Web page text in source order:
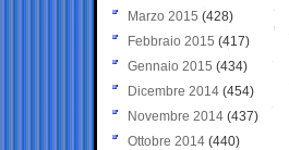
Marzo 2015 (428)
Febbraio 2015 (417)
Gennaio 2015 (434)
Dicembre 2014 (454)
Novembre 2014 (437)
Ottobre 2014 (440)